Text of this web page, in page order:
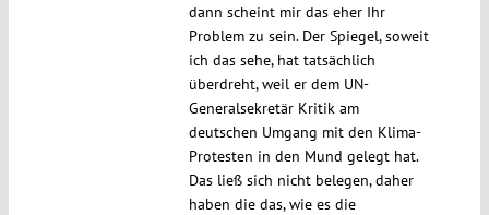
dann scheint mir das eher Ihr
Problem zu sein. Der Spiegel, soweit
ich das sehe, hat tatsächlich
überdreht, weil er dem UN-
Generalsekretär Kritik am
deutschen Umgang mit den Klima-
Protesten in den Mund gelegt hat.
Das ließ sich nicht belegen, daher
haben die das, wie es die